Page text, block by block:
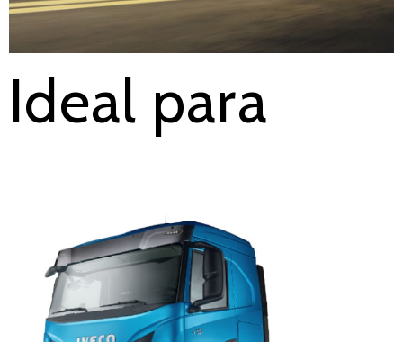
Ideal para